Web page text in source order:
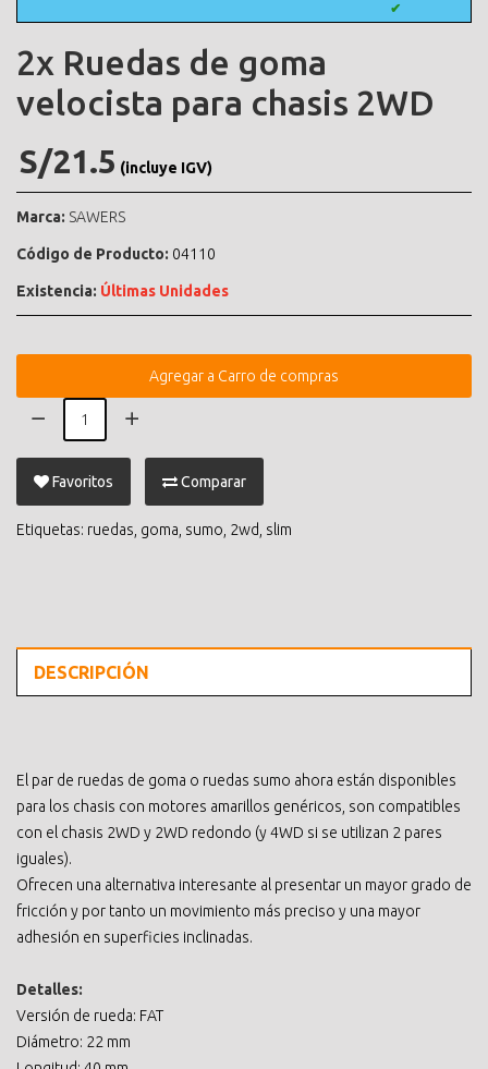
✔
2x Ruedas de goma
velocista para chasis 2WD
S/21.5 (incluye IGV)
Marca: SAWERS
Código de Producto: 04110
Existencia: Últimas Unidades
Agregar a Carro de compras
Favoritos Comparar
Etiquetas: ruedas goma sumo 2wd slim
DESCRIPCIÓN
El par de ruedas de goma o ruedas sumo ahora están disponibles
para los chasis con motores amarillos genéricos, son compatibles
con el chasis 2WD y 2WD redondo (y 4WD si se utilizan 2 pares
iguales).
Ofrecen una alternativa interesante al presentar un mayor grado de
fricción y por tanto un movimiento más preciso y una mayor
adhesión en superficies inclinadas.
Detalles:
Versión de rueda: FAT
Diámetro: 22 mm